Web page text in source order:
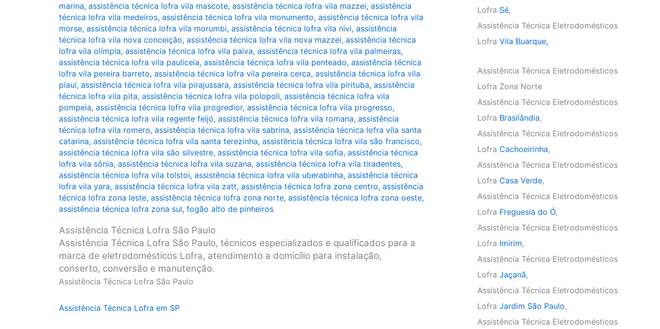
marina, assistência técnica lofra vila mascote, assistência técnica lofra vila mazzei, assistência
técnica lofra vila medeiros, assistência técnica lofra vila monumento, assistência técnica lofra vila
morse, assistência técnica lofra vila morumbi, assistência técnica lofra vila nivi, assistência
técnica lofra vila nova conceição, assistência técnica lofra vila nova mazzei, assistência técnica
lofra vila olímpia, assistência técnica lofra vila paiva, assistência técnica lofra vila palmeiras,
assistência técnica lofra vila pauliceia, assistência técnica lofra vila penteado, assistência técnica
lofra vila pereira barreto, assistência técnica lofra vila pereira cerca, assistência técnica lofra vila
piauí, assistência técnica lofra vila pirajussara, assistência técnica lofra vila pirituba, assistência
técnica lofra vila pita, assistência técnica lofra vila polopoli, assistência técnica lofra vila
pompeia, assistência técnica lofra vila progredior, assistência técnica lofra vila progresso,
assistência técnica lofra vila regente feijó, assistência técnica lofra vila romana, assistência
técnica lofra vila romero, assistência técnica lofra vila sabrina, assistência técnica lofra vila santa
catarina, assistência técnica lofra vila santa terezinha, assistência técnica lofra vila são francisco,
assistência técnica lofra vila são silvestre, assistência técnica lofra vila sofia, assistência técnica
lofra vila sônia, assistência técnica lofra vila suzana, assistência técnica lofra vila tiradentes,
assistência técnica lofra vila tolstoi, assistência técnica lofra vila uberabinha, assistência técnica
lofra vila yara, assistência técnica lofra vila zatt, assistência técnica lofra zona centro, assistência
técnica lofra zona leste, assistência técnica lofra zona norte, assistência técnica lofra zona oeste,
assistência técnica lofra zona sul, fogão alto de pinheiros
Assistência Técnica Lofra São Paulo
Assistência Técnica Lofra São Paulo, técnicos especializados e qualificados para a
marca de eletrodomésticos Lofra, atendimento a domicílio para instalação,
conserto, conversão e manutenção.
Assistência Técnica Lofra São Paulo
Assistência Técnica Lofra em SP
Lofra Sé,
Assistência Técnica Eletrodomésticos
Lofra Vila Buarque,
Assistência Técnica Eletrodomésticos
Lofra Zona Norte
Assistência Técnica Eletrodomésticos
Lofra Brasilândia,
Assistência Técnica Eletrodomésticos
Lofra Cachoeirinha,
Assistência Técnica Eletrodomésticos
Lofra Casa Verde,
Assistência Técnica Eletrodomésticos
Lofra Freguesia do Ó,
Assistência Técnica Eletrodomésticos
Lofra Imirim,
Assistência Técnica Eletrodomésticos
Lofra Jaçanã,
Assistência Técnica Eletrodomésticos
Lofra Jardim São Paulo,
Assistência Técnica Eletrodomésticos